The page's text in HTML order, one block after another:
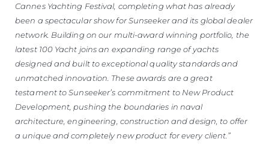
Cannes Yachting Festival, completing what has already
been a spectacular show for Sunseeker and its global dealer
network. Building on our multi-award winning portfolio, the
latest 100 Yacht joins an expanding range of yachts
designed and built to exceptional quality standards and
unmatched innovation. These awards are a great
testament to Sunseeker’s commitment to New Product
Development, pushing the boundaries in naval
architecture, engineering, construction and design, to offer
a unique and completely new product for every client.”